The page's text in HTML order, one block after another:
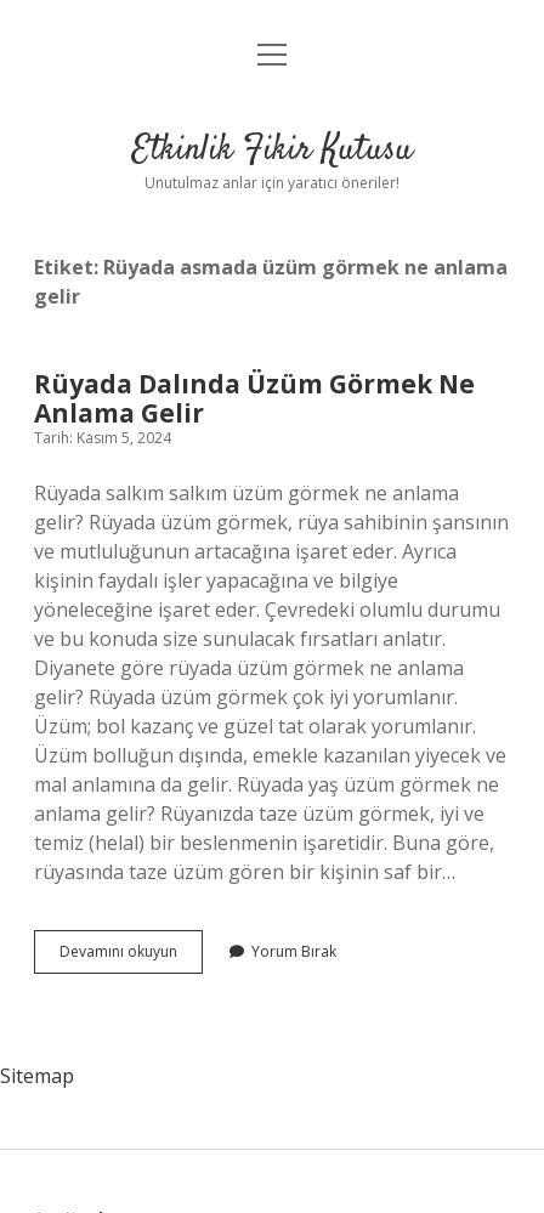
Anasayfa
Yasal Uyarı
menüyü
Etkinlik Fikir Kutusu
Unutulmaz anlar için yaratıcı öneriler!
Etiket: Rüyada asmada üzüm görmek ne anlama
gelir
Rüyada Dalında Üzüm Görmek Ne
Anlama Gelir
Tarih: Kasım 5, 2024
Rüyada salkım salkım üzüm görmek ne anlama
gelir? Rüyada üzüm görmek, rüya sahibinin şansının
ve mutluluğunun artacağına işaret eder. Ayrıca
kişinin faydalı işler yapacağına ve bilgiye
yöneleceğine işaret eder. Çevredeki olumlu durumu
ve bu konuda size sunulacak fırsatları anlatır.
Diyanete göre rüyada üzüm görmek ne anlama
gelir? Rüyada üzüm görmek çok iyi yorumlanır.
Üzüm; bol kazanç ve güzel tat olarak yorumlanır.
Üzüm bolluğun dışında, emekle kazanılan yiyecek ve
mal anlamına da gelir. Rüyada yaş üzüm görmek ne
anlama gelir? Rüyanızda taze üzüm görmek, iyi ve
temiz (helal) bir beslenmenin işaretidir. Buna göre,
rüyasında taze üzüm gören bir kişinin saf bir…
Devamını okuyun
Dalında
Yorum Bırak
Sitemap